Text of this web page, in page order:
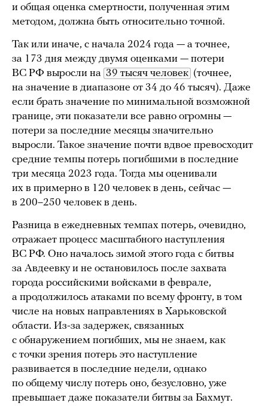
и общая оценка смертности, полученная этим
методом, должна быть относительно точной.
Так или иначе, с начала 2024 года — а точнее,
за 173 дня между двумя оценками — потери
ВС РФ выросли на 39 тысяч человек (точнее,
на значение в диапазоне от 34 до 46 тысяч). Даже
если брать значение по минимальной возможной
границе, эти показатели все равно огромны —
потери за последние месяцы значительно
выросли. Такое значение почти вдвое превосходит
средние темпы потерь погибшими в последние
три месяца 2023 года. Тогда мы оценивали
их в примерно в 120 человек в день, сейчас —
в 200–250 человек в день.
Разница в ежедневных темпах потерь, очевидно,
отражает процесс масштабного наступления
ВС РФ. Оно началось зимой этого года с битвы
за Авдеевку и не остановилось после захвата
города российскими войсками в феврале,
а продолжилось атаками по всему фронту, в том
числе на новых направлениях в Харьковской
области. Из-за задержек, связанных
с обнаружением погибших, мы не знаем, как
с точки зрения потерь это наступление
развивается в последние недели, однако
по общему числу потерь оно, безусловно, уже
превышает даже показатели битвы за Бахмут.